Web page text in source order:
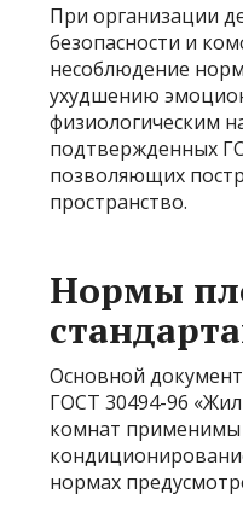
При организации
безопасности и
несоблюдение
ухудшению
физиологическим
подтвержденных
позволяющих
пространство.
Нормы
Основной
ГОСТ 30494-96
комнат применимы
нормах